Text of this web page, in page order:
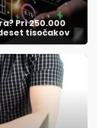
Pri 250.000
tisočakov